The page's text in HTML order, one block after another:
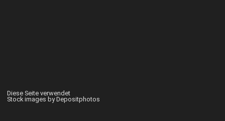
Diese Seite verwendet
Stock images by Depositphotos